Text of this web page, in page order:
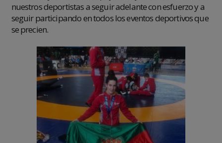
nuestros deportistas a seguir adelante con esfuerzo y a
seguir participando en todos los eventos deportivos que
se precien.